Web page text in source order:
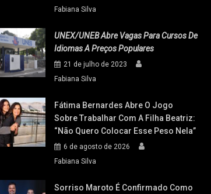
Fabiana Silva
UNEX/UNEB Abre Vagas Para Cursos De
Idiomas A Preços Populares
21 de julho de 2023
Fabiana Silva
Fátima Bernardes Abre O Jogo
Sobre Trabalhar Com A Filha Beatriz:
“Não Quero Colocar Esse Peso Nela”
6 de agosto de 2026
Fabiana Silva
Sorriso Maroto É Confirmado Como